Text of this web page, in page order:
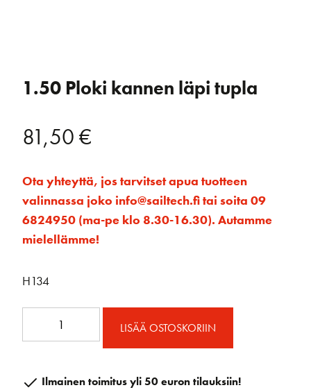
1.50 Ploki kannen läpi tupla
81,50€
Ota yhteyttä, jos tarvitset apua tuotteen
valinnassa joko info@sailtech.fi tai soita 09
6824950 (ma-pe klo 8.30-16.30). Autamme
mielellämme!
H134
läpi
LISÄÄ OSTOSKORIIN
Ilmainen toimitus yli 50 euron tilauksiin!